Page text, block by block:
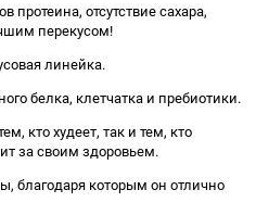
протеина, отсутствие сахара,
перекусом!
линейка.
белка, клетчатка и пребиотики.
кто худеет, так и тем, кто
за своим здоровьем.
благодаря которым он отлично